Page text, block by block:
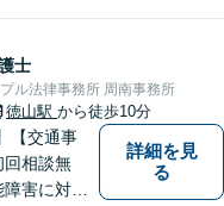
士
ル法律事務所 周南事務所
徳山駅 から徒歩10分
【交通事
回相談無
害に対応
詳細を見
る